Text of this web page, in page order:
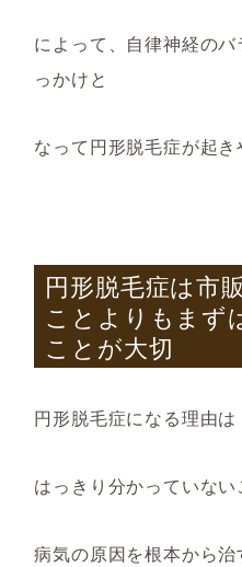
によって、自律神経の
っかけと
なって円形脱毛症が起き
円形脱毛症は市
ことよりもまず
ことが大切
円形脱毛症になる理由は
はっきり分かっていな
病気の原因を根本から